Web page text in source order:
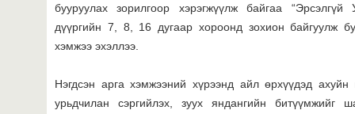
бууруулах зорилгоор хэрэгжүүлж байгаа
дүүргийн 7, 8, 16 дугаар хороонд зохион байгуулж
хэмжээ эхэллээ.
Нэгдсэн арга хэмжээний хүрээнд айл өрхүүдэд
урьдчилан сэргийлэх, зуух яндангийн битүүмжийг